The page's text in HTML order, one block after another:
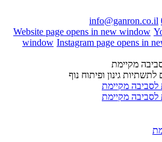
info@ganron.co.il
Website page opens in new window
window Instagram page opens in
מקיימת
לתשתיות גינון ופיתוח נוף